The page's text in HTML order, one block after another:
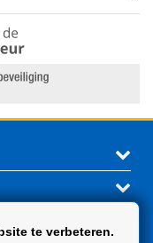
te verbeteren.